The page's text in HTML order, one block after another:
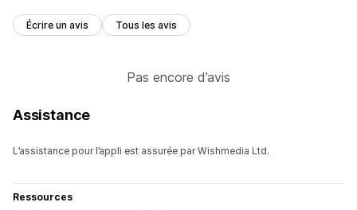
Écrire un avis Tous les avis
Pas encore d’avis
Assistance
L’assistance pour l’appli est assurée par Wishmedia Ltd.
Ressources